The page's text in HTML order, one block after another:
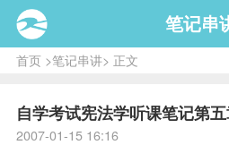
笔记串
首页>笔记串讲> 正文
自学考试宪法学听课笔记第
2007-01-15 16:16